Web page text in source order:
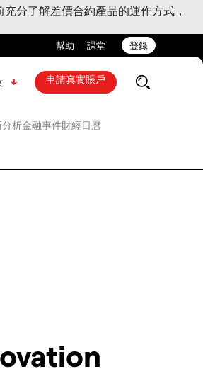
分了解差價合約產品的運作方式，
幫助 課堂 登錄
申請真實賬戶
析金融事件財經日曆